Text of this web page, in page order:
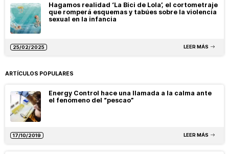
Hagamos realidad ‘La Bici de Lola’, el cortometraje
que romperá esquemas y tabúes sobre la violencia
sexual en la infancia
25/02/2025 LEER MÁS
ARTÍCULOS POPULARES
Energy Control hace una llamada a la calma ante
el fenómeno del “pescao”
17/10/2019 LEER MÁS